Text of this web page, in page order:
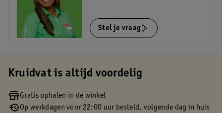
Stel je vraag
Kruidvat is altijd voordelig
Gratis ophalen in de winkel
Op werkdagen voor 22:00 uur besteld, volgende dag in huis